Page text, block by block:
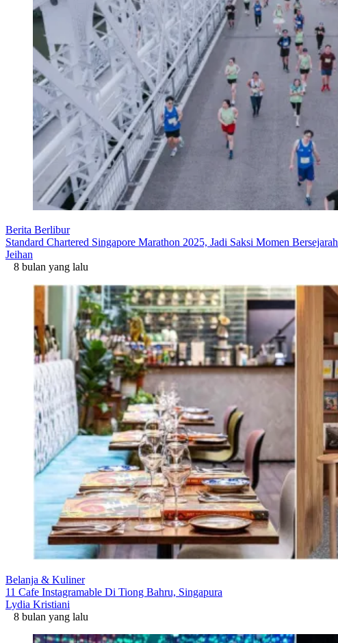
Berita Berlibur
Standard Chartered Singapore Marathon 2025, Jadi Saksi Momen Bersejarah
Jeihan
8 bulan yang lalu
Belanja & Kuliner
11 Cafe Instagramable Di Tiong Bahru, Singapura
Lydia Kristiani
8 bulan yang lalu